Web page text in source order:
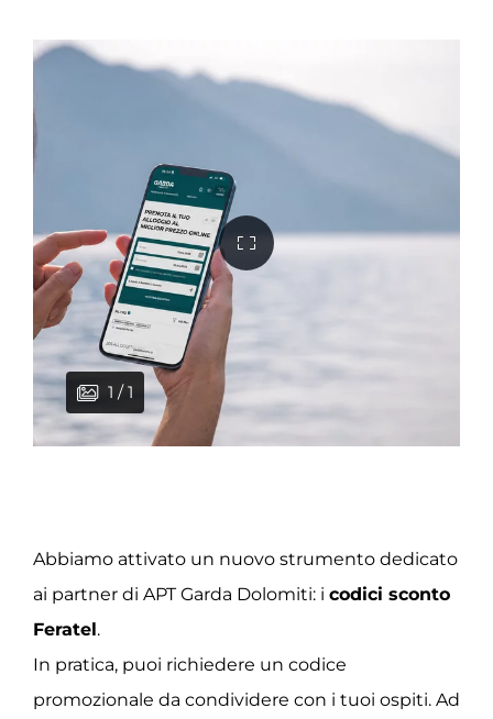
1 / 1
Abbiamo attivato un nuovo strumento dedicato
ai partner di APT Garda Dolomiti: i codici sconto
Feratel.
In pratica, puoi richiedere un codice
promozionale da condividere con i tuoi ospiti. Ad